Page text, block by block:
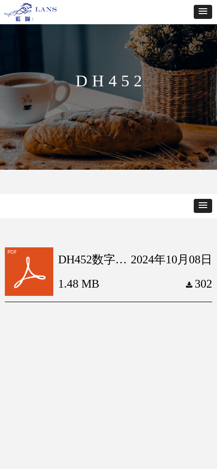
D H 4 5 2
2024年10月08日
DH452数字巡更对讲机.pdf
끂 302
1.48 MB